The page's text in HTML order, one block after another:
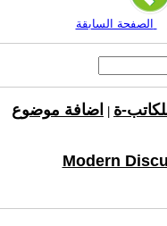
ة
اضافة موضوع
Modern